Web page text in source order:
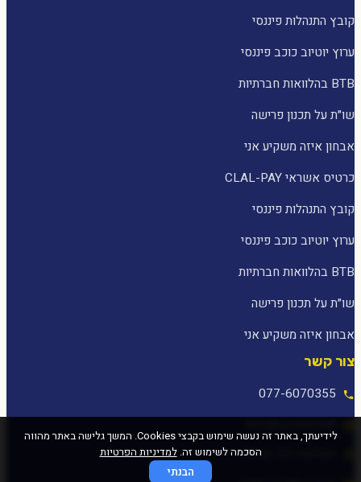
קובץ התנהלות פיננסי
ערוץ יוטיוב כוכב פיננסי
BTB בהלוואות חברתיות
שו״ת על תכנון פרישה
אבחון איזה משקיע אני
כרטיס אשראי CLAL-PAY
קובץ התנהלות פיננסי
ערוץ יוטיוב כוכב פיננסי
BTB בהלוואות חברתיות
שו״ת על תכנון פרישה
אבחון איזה משקיע אני
צור קשר
077-6070355
לידיעתך, באתר זה נעשה שימוש בקבצי Cookies. המשך גלישה באתר מהווה
הסכמה לשימוש זה.למדיניות הפרטיות
הבנתי